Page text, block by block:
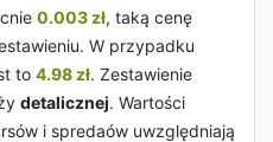
0.003 zł, taką cenę
W przypadku
to 4.98 zł. Zestawienie
detalicznej. Wartości
i spredaów uwzględniają